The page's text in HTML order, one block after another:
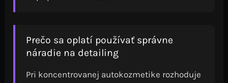
Prečo sa oplatí používať správne
náradie na detailing
Pri koncentrovanej autokozmetike rozhoduje